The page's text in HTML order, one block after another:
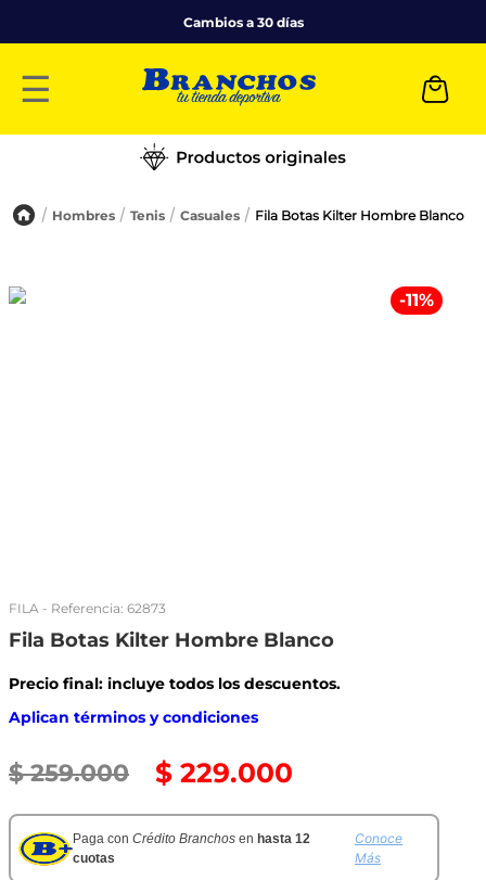
Cambios a 30 días
☰
Hombres Tenis Casuales Fila Botas Kilter Hombre Blanco
-11%
FILA - Referencia: 62873
Fila Botas Kilter Hombre Blanco
Precio final: incluye todos los descuentos.
Aplican términos y condiciones
$ 259.000 $ 229.000
Paga con Crédito Branchos en hasta 12
cuotas
Conoce
Más